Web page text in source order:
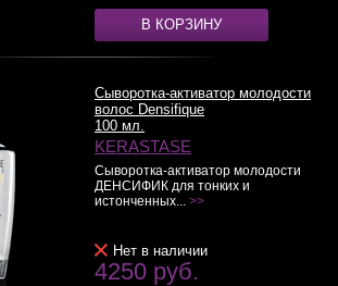
В КОРЗИНУ
Сыворотка-активатор молодости
волос Densifique
100 мл.
KERASTASE
Сыворотка-активатор молодости
ДЕНСИФИК для тонких и
истонченных... >>
Нет в наличии
4250 руб.